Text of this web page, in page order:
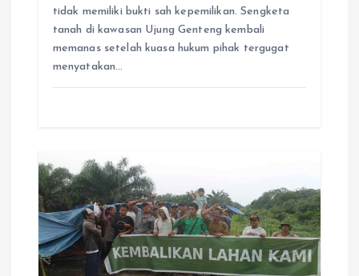
b
o
o
s
A
p
p
e
g
r
a
e
n
g
e
tidak memiliki bukti sah kepemilikan. Sengketa
tanah di kawasan Ujung Genteng kembali
memanas setelah kuasa hukum pihak tergugat
menyatakan…